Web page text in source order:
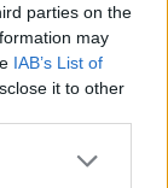
parties on the
may
IAB’s List of
it to other
more Google
διάφορα
του
ισχύει, αν
κόπηκαν από